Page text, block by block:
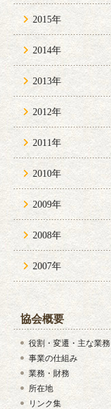
2015年
2014年
2013年
2012年
2011年
2010年
2009年
2008年
2007年
協会概要
役割・変遷・主な業務
事業の仕組み
業務・財務
所在地
リンク集